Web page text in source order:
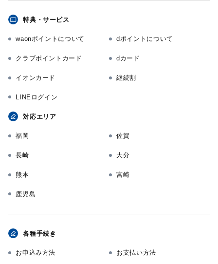
特典・サービス
waonポイントについて dポイントについて
クラブポイントカード dカード
イオンカード 継続割
LINEログイン
対応エリア
福岡 佐賀
長崎 大分
熊本 宮崎
鹿児島
各種手続き
お申込み方法 お支払い方法